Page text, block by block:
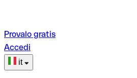
Provalo gratis
Accedi
it